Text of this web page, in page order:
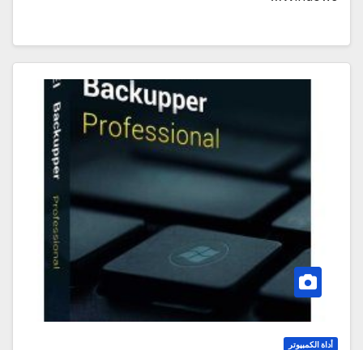
أداة الكمبيوتر